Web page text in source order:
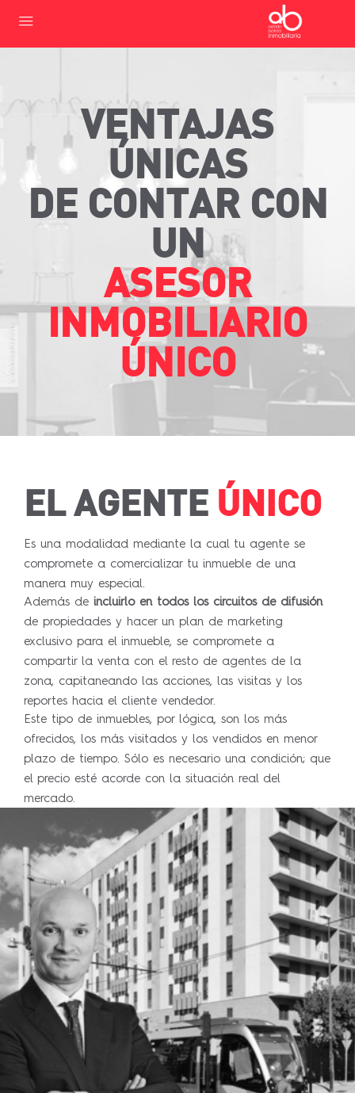
VENTAJAS
ÚNICAS
DE CONTAR CON
UN
ASESOR
INMOBILIARIO
ÚNICO
EL AGENTE ÚNICO
Es una modalidad mediante la cual tu agente se
compromete a comercializar tu inmueble de una
manera muy especial.
Además de incluirlo en todos los circuitos de difusión
de propiedades y hacer un plan de marketing
exclusivo para el inmueble, se compromete a
compartir la venta con el resto de agentes de la
zona, capitaneando las acciones, las visitas y los
reportes hacia el cliente vendedor.
Este tipo de inmuebles, por lógica, son los más
ofrecidos, los más visitados y los vendidos en menor
plazo de tiempo. Sólo es necesario una condición; que
el precio esté acorde con la situación real del
mercado.